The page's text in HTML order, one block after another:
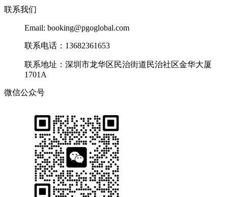
联系我们
Email: booking@pgoglobal.com
联系电话：13682361653
联系地址：深圳市龙华区民治街道民治社区金华大厦
1701A
微信公众号